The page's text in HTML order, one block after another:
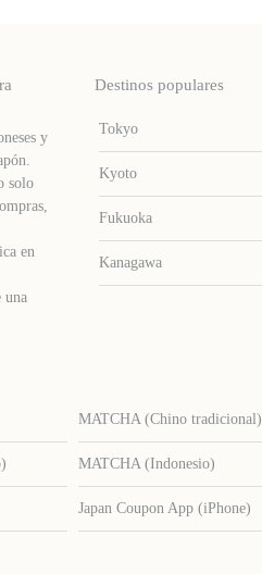
y
solo
en
una
Destinos populares
Tokyo
Kyoto
Fukuoka
Kanagawa
MATCHA (Chino tradicional)
MATCHA (Indonesio)
Japan Coupon App (iPhone)